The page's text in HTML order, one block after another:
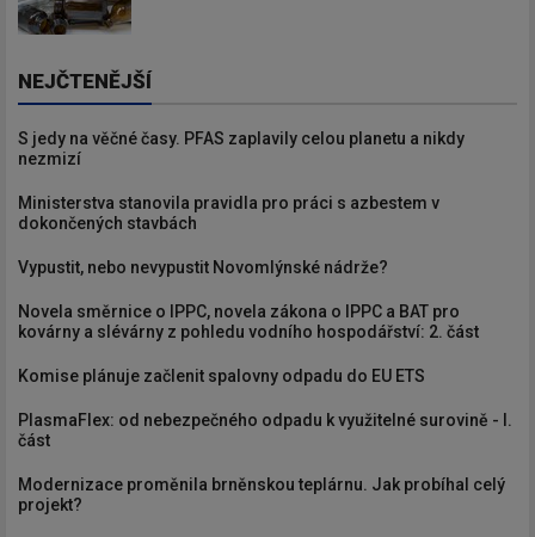
NEJČTENĚJŠÍ
S jedy na věčné časy. PFAS zaplavily celou planetu a nikdy
nezmizí
Ministerstva stanovila pravidla pro práci s azbestem v
dokončených stavbách
Vypustit, nebo nevypustit Novomlýnské nádrže?
Novela směrnice o IPPC, novela zákona o IPPC a BAT pro
kovárny a slévárny z pohledu vodního hospodářství: 2. část
Komise plánuje začlenit spalovny odpadu do EU ETS
PlasmaFlex: od nebezpečného odpadu k využitelné surovině - I.
část
Modernizace proměnila brněnskou teplárnu. Jak probíhal celý
projekt?